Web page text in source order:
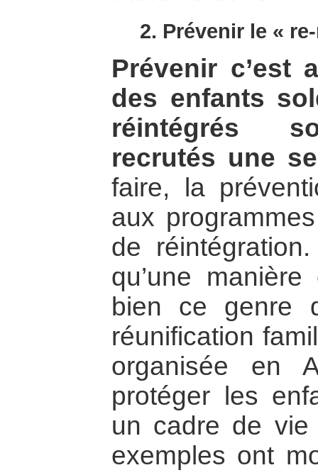
2. Prévenir le «
Prévenir c’est
des enfants
réintégrés
recrutés une
faire, la
aux
de
qu’une
bien ce genre
réunification
organisée en
protéger les
un cadre de vie
exemples ont